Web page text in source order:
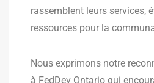
rassemblent leurs services,
ressources pour la
Nous exprimons notre
à FedDev Ontario qui